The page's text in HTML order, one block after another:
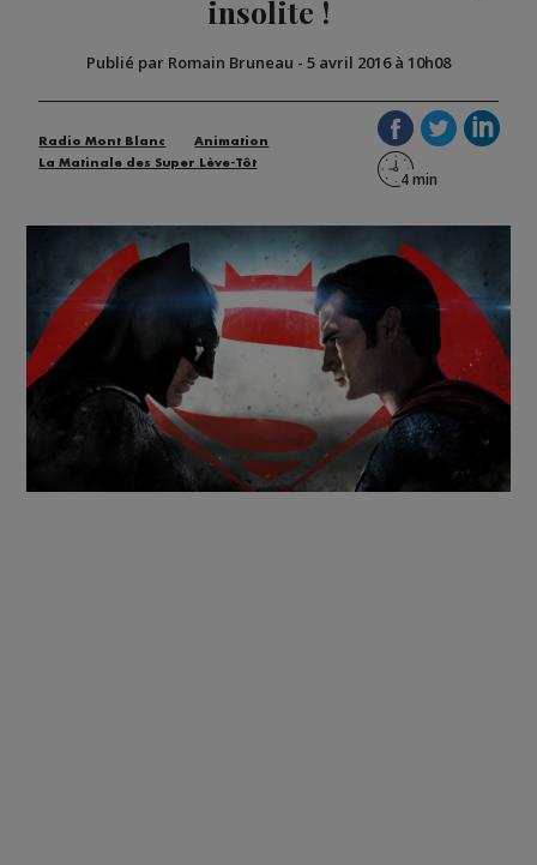
insolite !
Publié par Romain Bruneau - 5 avril 2016 à 10h08
Radio Mont Blanc
Animation
La Matinale des Super Lève-Tôt